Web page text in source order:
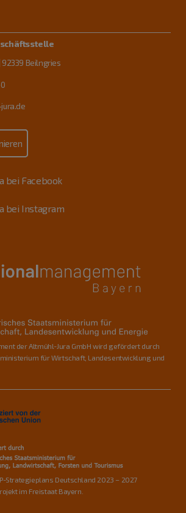
Beilngries
bei Facebook
bei Instagram
der Altmühl-Jura GmbH wird gefördert durch
für Wirtschaft, Landesentwicklung und
Strategieplans Deutschland 2023 – 2027
im Freistaat Bayern.